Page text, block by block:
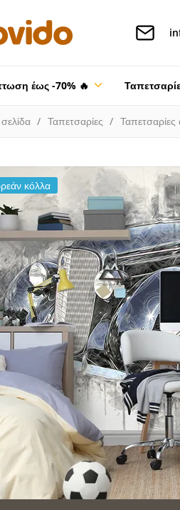
έως -70% 🔥
Ταπετσαρίες Ταπετσαρίες
κόλλα